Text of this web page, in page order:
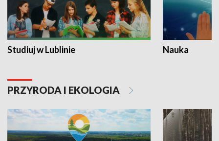
Studiuj w Lublinie Nauka
PRZYRODA I EKOLOGIA